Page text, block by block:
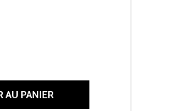
UNDEFINEDDE UNDEFINED
AU PANIER